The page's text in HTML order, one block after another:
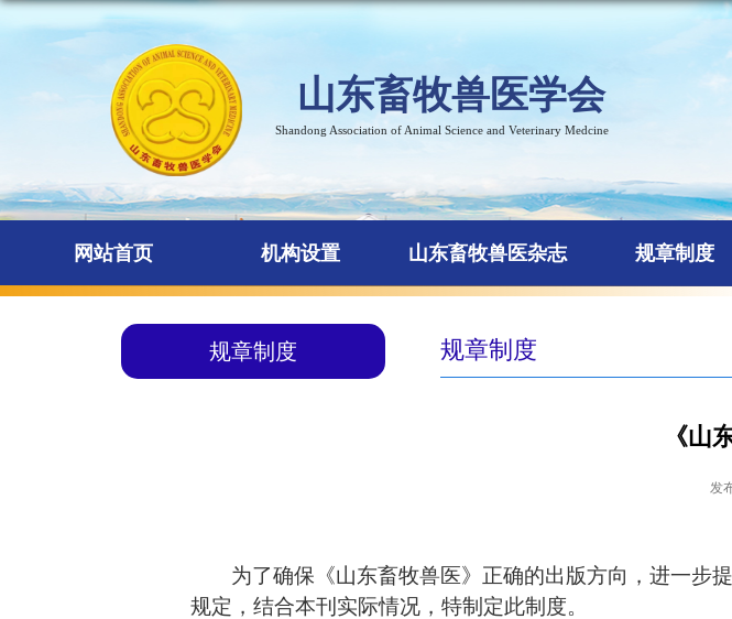
山东畜牧兽医学会
Shandong Association of Animal Science and Veterinary Medcine
网站首页 机构设置 山东畜牧兽医杂志 规章制度
规章制度 规章制度
《山
发
为了确保《山东畜牧兽医》正确的出版方向，进一步
规定， 结合本刊实际情况， 特制 定此制度。